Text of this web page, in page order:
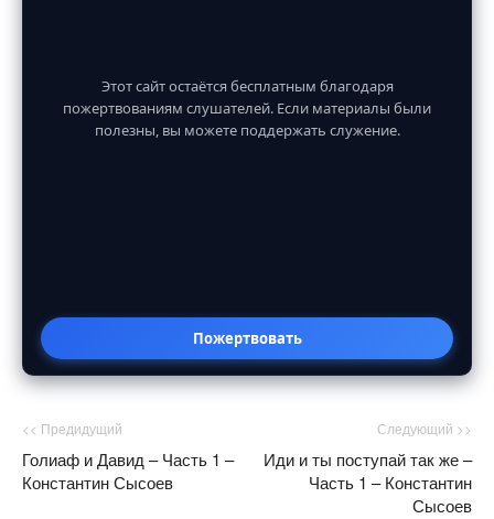
Этот сайт остаётся бесплатным благодаря
пожертвованиям слушателей. Если материалы были
полезны, вы можете поддержать служение.
Пожертвовать
<< Предидущий
Голиаф и Давид – Часть 1 –
Константин Сысоев
Следующий >>
Иди и ты поступай так же –
Часть 1 – Константин
Сысоев